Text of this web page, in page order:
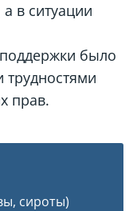
в ситуации
было
трудностями
прав.
сироты)